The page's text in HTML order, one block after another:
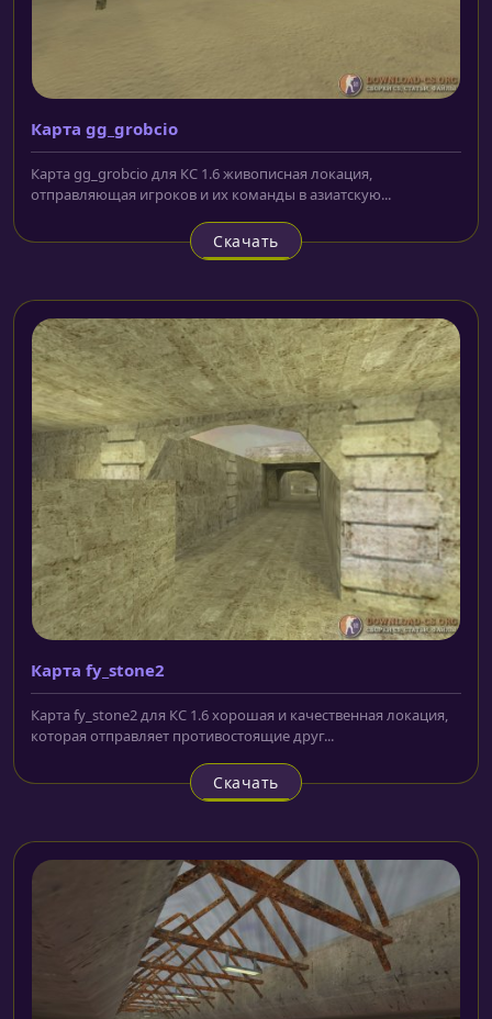
Карта gg_grobcio
Карта gg_grobcio для КС 1.6 живописная локация,
отправляющая игроков и их команды в азиатскую...
Скачать
Карта fy_stone2
Карта fy_stone2 для КС 1.6 хорошая и качественная локация,
которая отправляет противостоящие друг...
Скачать